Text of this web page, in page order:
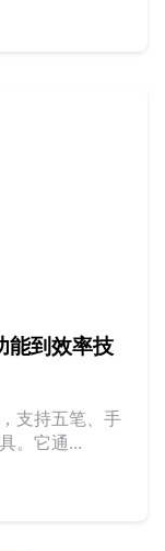
能到效率技
支持五笔、手
。它通...